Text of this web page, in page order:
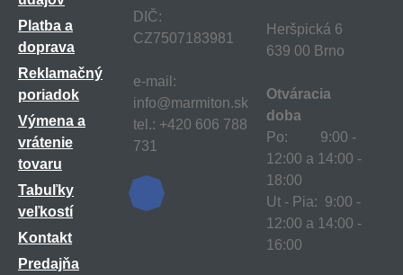
Platba a
doprava
Reklamačný
poriadok
Výmena a
vrátenie
tovaru
Tabuľky
veľkostí
Kontakt
Predajňa
DIČ:
CZ7507183981
e-mail:
info@marmiton.sk
tel.: +420 606 788
731
Heršpická 6
639 00 Brno
Otváracia
doba
Po: 9:00 -
12:00 a 14:00 -
18:00
Ut - Pia: 9:00 -
12:00 a 14:00 -
16:00